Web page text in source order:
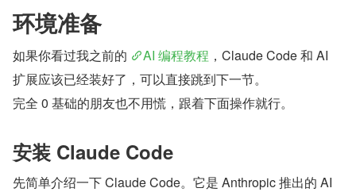
环境准备
如果你看过我之前的 AI 编程教程 ，Claude Code 和 AI
扩展应该已经装好了，可以直接跳到下一节。
完全 0 基础的朋友也不用慌，跟着下面操作就行。
安装 Claude Code
先简单介绍一下 Claude Code。它是 Anthropic 推出的 AI